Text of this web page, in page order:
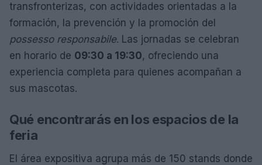
transfronterizas, con actividades orientadas a la
formación, la prevención y la promoción del
possesso responsabile. Las jornadas se celebran
en horario de 09:30 a 19:30, ofreciendo una
experiencia completa para quienes acompañan a
sus mascotas.
Qué encontrarás en los espacios de la
feria
El área expositiva agrupa más de 150 stands donde